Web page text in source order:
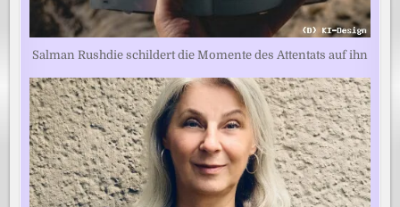
Salman Rushdie schildert die Momente des Attentats auf ihn